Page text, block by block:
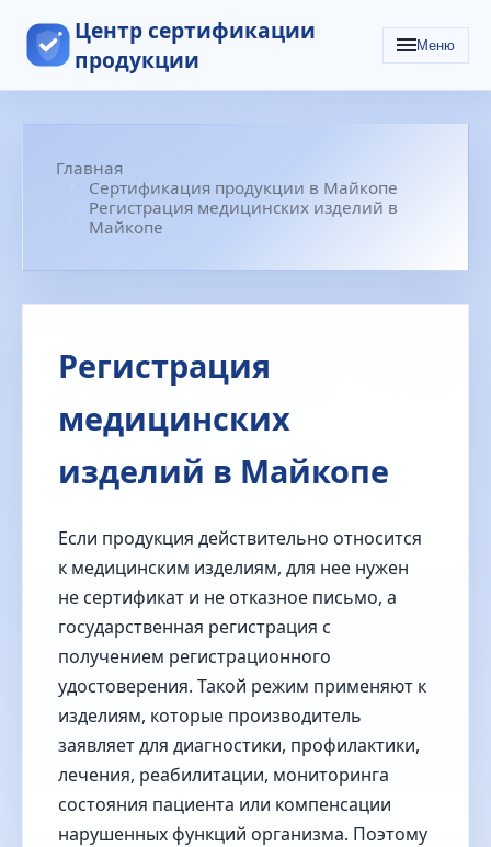
Центр сертификации
продукции
Меню
Главная
Сертификация продукции в Майкопе
Регистрация медицинских изделий в
Майкопе
Регистрация
медицинских
изделий в Майкопе
Если продукция действительно относится
к медицинским изделиям, для нее нужен
не сертификат и не отказное письмо, а
государственная регистрация с
получением регистрационного
удостоверения. Такой режим применяют к
изделиям, которые производитель
заявляет для диагностики, профилактики,
лечения, реабилитации, мониторинга
состояния пациента или компенсации
нарушенных функций организма. Поэтому